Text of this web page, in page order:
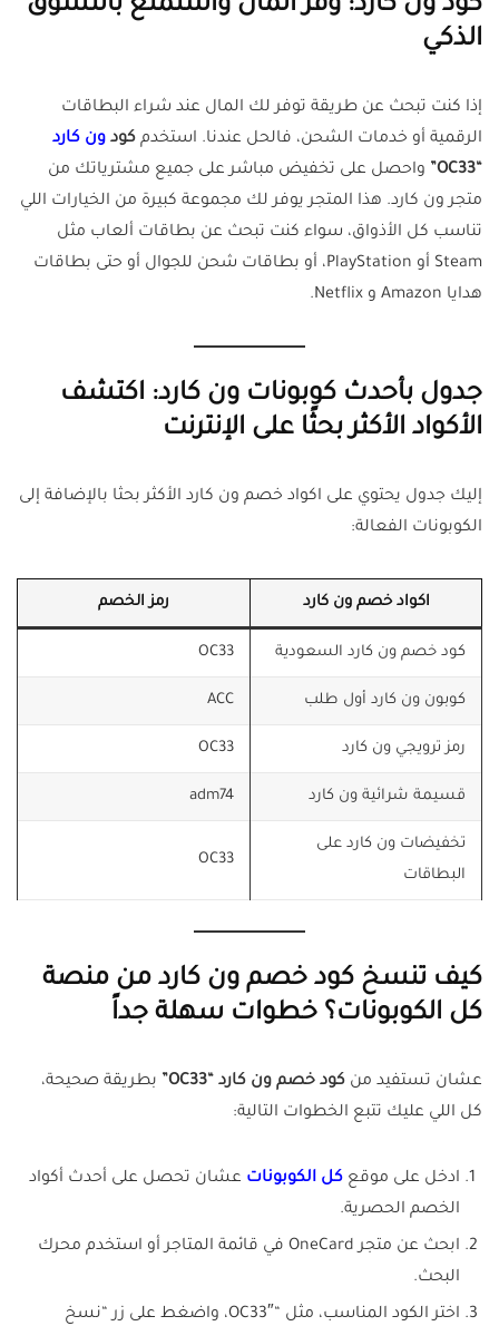
كود ون كارد: وفر المال واستمتع بالتسوق
الذكي
إذا كنت تبحث عن طريقة توفر لك المال عند شراء البطاقات
الرقمية أو خدمات الشحن، فالحل عندنا. استخدم كود ون كارد
“OC33”
واحصل على تخفيض مباشر على جميع مشترياتك من
متجر ون كارد. هذا المتجر يوفر لك مجموعة كبيرة من الخيارات اللي
تناسب كل الأذواق، سواء كنت تبحث عن بطاقات ألعاب مثل
Steam أو PlayStation، أو بطاقات شحن للجوال أو حتى بطاقات
هدايا Amazon و Netflix.
جدول بأحدث كوبونات ون كارد: اكتشف
الأكواد الأكثر بحثًا على الإنترنت
إليك جدول يحتوي على اكواد خصم ون كارد الأكثر بحثا بالإضافة إلى
الكوبونات الفعالة:
اكواد خصم ون كارد رمز الخصم
كود خصم ون كارد السعودية OC33
كوبون ون كارد أول طلب ACC
رمز ترويجي ون كارد OC33
قسيمة شرائية ون كارد adm74
تخفيضات ون كارد على
البطاقات
OC33
كيف تنسخ كود خصم ون كارد من منصة
كل الكوبونات؟ خطوات سهلة جداً
عشان تستفيد من كود خصم ون كارد “OC33”
بطريقة صحيحة،
كل اللي عليك تتبع الخطوات التالية:
ادخل على موقع كل الكوبونات عشان تحصل على أحدث أكواد
الخصم الحصرية.
ابحث عن متجر OneCard في قائمة المتاجر أو استخدم محرك
البحث.
اختر الكود المناسب، مثل “OC33″، واضغط على زر “نسخ